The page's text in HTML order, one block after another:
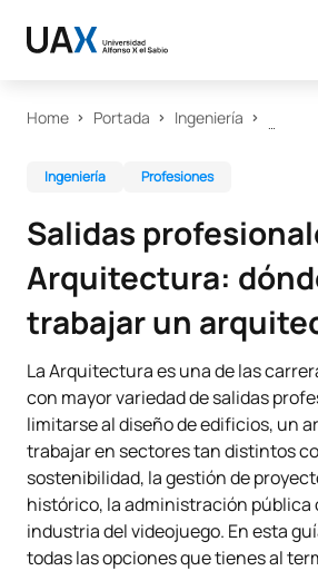
Home Portada Ingeniería
Ingeniería Profesiones
Salidas
Arquitectura:
trabajar un
La Arquitectura es una de las
con mayor variedad de salidas
limitarse al diseño de edificios, un
trabajar en sectores tan distintos
sostenibilidad, la gestión de
histórico, la administración pública
industria del videojuego. En esta
todas las opciones que tienes al